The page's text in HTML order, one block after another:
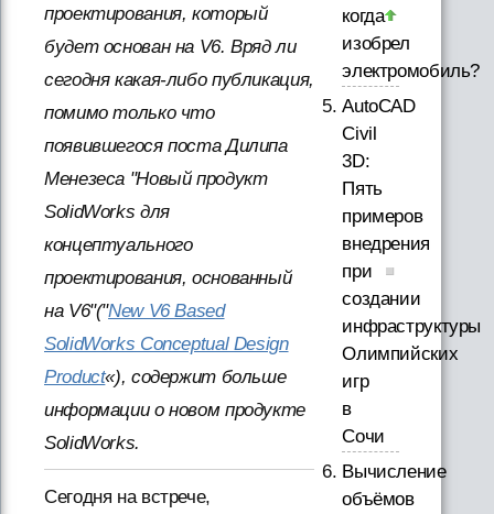
проектирования, который
будет основан на V6. Вряд ли
сегодня какая-либо публикация,
помимо только что
появившегося поста Дилипа
Менезеса "Новый продукт
SolidWorks для
концептуального
проектирования, основанный
на V6"("New V6 Based
SolidWorks Conceptual Design
Product«), содержит больше
информации о новом продукте
SolidWorks.
Сегодня на встрече,
когда
изобрел
электромобиль?
AutoCAD
Civil
3D:
Пять
примеров
внедрения
при
создании
инфраструктуры
Олимпийских
игр
в
Сочи
Вычисление
объёмов